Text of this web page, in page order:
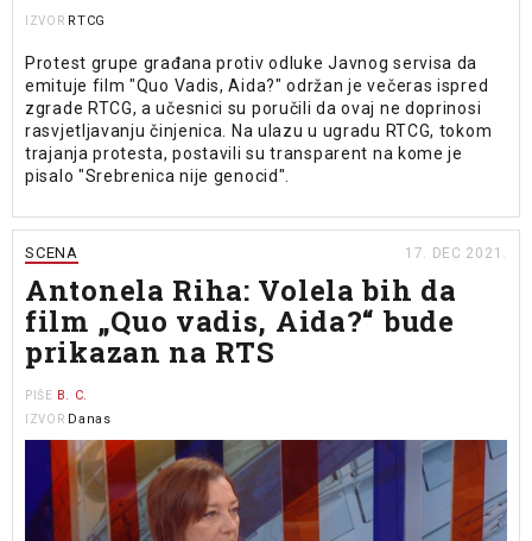
IZVOR RTCG
Protest grupe građana protiv odluke Javnog servisa da
emituje film "Quo Vadis, Aida?" održan je večeras ispred
zgrade RTCG, a učesnici su poručili da ovaj ne doprinosi
rasvjetljavanju činjenica. Na ulazu u ugradu RTCG, tokom
trajanja protesta, postavili su transparent na kome je
pisalo "Srebrenica nije genocid".
SCENA 17. DEC 2021.
Antonela Riha: Volela bih da
film „Quo vadis, Aida?“ bude
prikazan na RTS
PIŠE B. C.
IZVOR Danas